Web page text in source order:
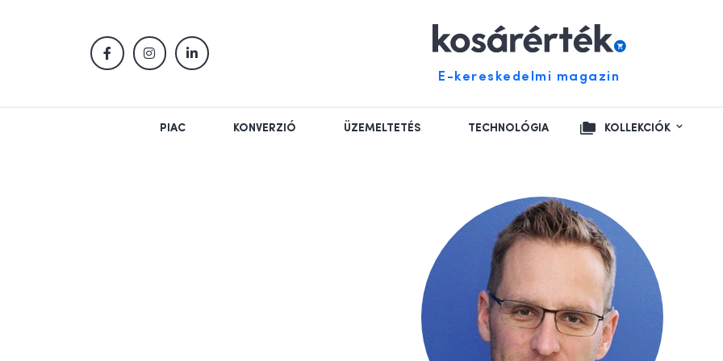
E-kereskedelmi magazin
PIAC KONVERZIÓ ÜZEMELTETÉS TECHNOLÓGIA KOLLEKCIÓK